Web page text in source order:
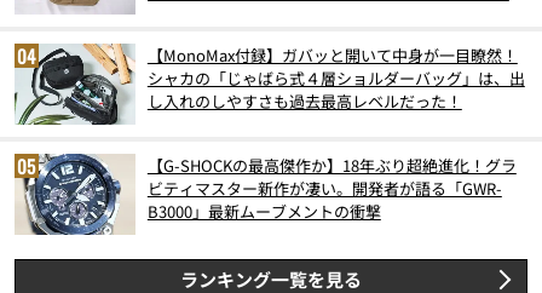
【MonoMax付録】ガバッと開いて中身が一目瞭然！
シャカの「じゃばら式４層ショルダーバッグ」は、出
し入れのしやすさも過去最高レベルだった！
【G-SHOCKの最高傑作か】18年ぶり超絶進化！グラ
ビティマスター新作が凄い。開発者が語る「GWR-
B3000」最新ムーブメントの衝撃
ランキング一覧を見る